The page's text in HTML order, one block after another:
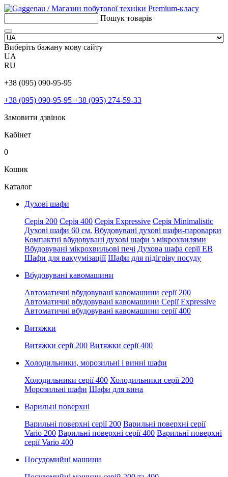
Пошук товарів
Виберіть бажану мову сайту
UA
RU
+38 (095) 090-95-95
+38 (095) 090-95-95 +38 (095) 274-59-33
Замовити дзвінок
Кабінет
0
Кошик
Каталог
Духові шафи
Серія 200 Серія 400 Серія Expressive Серія Minimalistic
Духові шафи 60 см. Вбудовувані духові шафи-пароварки
Компактні вбудовувані духові шафи з мікрохвилями
Вбудовувані мікрохвильові печі Духова шафа серії EB
Шафи для вакуумізаціїї Шафи для підігріву посуду
Вбудовувані кавомашини
Автоматичні вбудовувані кавомашини серії 200
Автоматичні вбудовувані кавомашини Серії Expressive
Автоматичні вбудовувані кавомашини серії 400
Витяжки
Витяжки серії 200 Витяжки серії 400
Холодильники, морозильні і винні шафи
Холодильники серії 400 Холодильники серії 200
Морозильні шафи Шафи для вина
Варильні поверхні
Варильні поверхні серії 200 Варильні поверхні серії
Vario 200 Варильні поверхні серії 400 Варильні поверхні
серії Vario 400
Посудомийні машини